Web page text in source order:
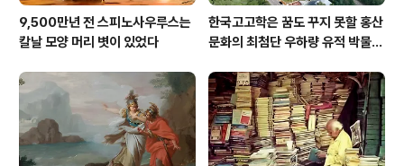
9,500만년 전 스피노사우루스는
칼날 모양 머리 볏이 있었다
한국고고학은 꿈도 꾸지 못할 홍산
문화의 최첨단 우하량 유적 박물관